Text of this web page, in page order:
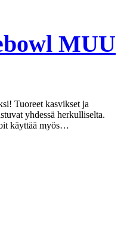
MUU
Tuoreet kasvikset ja
yhdessä herkulliselta.
käyttää myös…